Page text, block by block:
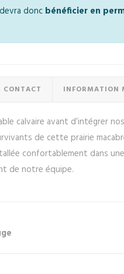
donc bénéficier en
INFORMATION
calvaire avant d’intégrer
de cette prairie
confortablement dans
de notre équipe.